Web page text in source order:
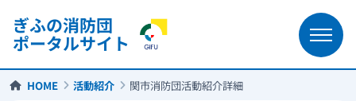
ぎふの消防団
ポータルサイト
HOME 活動紹介 関市消防団活動紹介詳細